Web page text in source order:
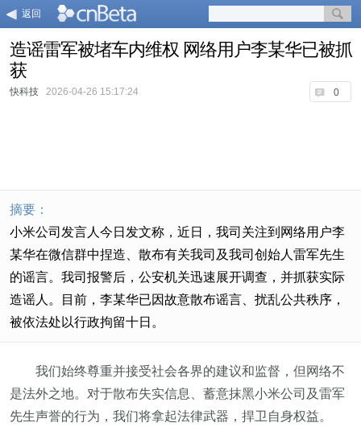
返回
造谣雷军被堵车内维权 网络用户李某华已被抓
获
0
快科技 2026-04-26 15:17:24
摘要：
小米公司发言人今日发文称，近日，我司关注到网络用户李
某华在微信群中捏造、散布有关我司及我司创始人雷军先生
的谣言。我司报警后，公安机关迅速展开调查，并抓获实际
造谣人。目前，李某华已因故意散布谣言、扰乱公共秩序，
被依法处以行政拘留十日。
我们始终尊重并接受社会各界的建议和监督，但网络不
是法外之地。对于散布失实信息、蓄意抹黑小米公司及雷军
先生声誉的行为，我们将拿起法律武器，捍卫自身权益。